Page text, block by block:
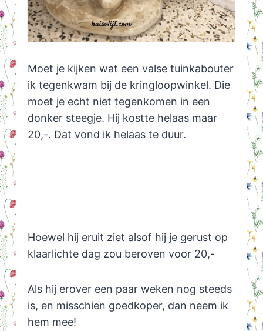
Moet je kijken wat een valse tuinkabouter
ik tegenkwam bij de kringloopwinkel. Die
moet je echt niet tegenkomen in een
donker steegje. Hij kostte helaas maar
20,-. Dat vond ik helaas te duur.
Hoewel hij eruit ziet alsof hij je gerust op
klaarlichte dag zou beroven voor 20,-
Als hij erover een paar weken nog steeds
is, en misschien goedkoper, dan neem ik
hem mee!